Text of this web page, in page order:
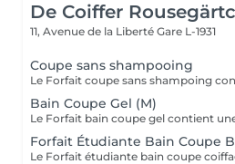
De Coiffer
11, Avenue de la Liberté Gare L-1931
Coupe sans shampooing
Bain Coupe Gel (M)
Forfait Étudiante Bain Coupe